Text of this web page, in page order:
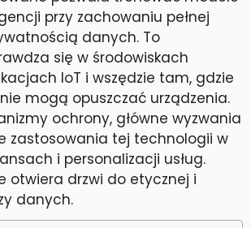
przy zachowaniu pełnej
danych. To
się w środowiskach
IoT i wszędzie tam, gdzie
mogą opuszczać urządzenia.
ochrony, główne wyzwania
zastosowania tej technologii w
i personalizacji usług.
otwiera drzwi do etycznej i
danych.